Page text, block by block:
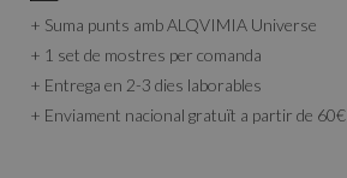
+ Suma punts amb ALQVIMIA Universe
+ 1 set de mostres per comanda
+ Entrega en 2-3 dies laborables
+ Enviament nacional gratuït a partir de 60€